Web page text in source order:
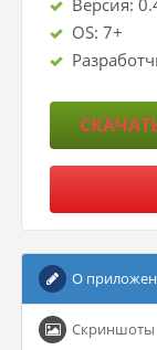
Версия:
OS: 7+
О
Скриншоты